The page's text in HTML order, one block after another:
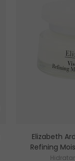
Elizabeth
Refining